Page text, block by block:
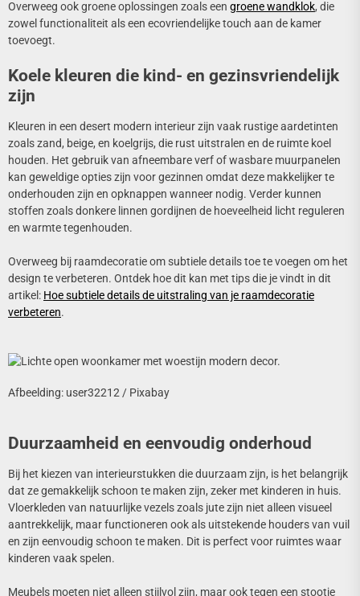
Overweeg ook groene oplossingen zoals een groene wandklok, die
zowel functionaliteit als een ecovriendelijke touch aan de kamer
toevoegt.
Koele kleuren die kind- en gezinsvriendelijk
zijn
Kleuren in een desert modern interieur zijn vaak rustige aardetinten
zoals zand, beige, en koelgrijs, die rust uitstralen en de ruimte koel
houden. Het gebruik van afneembare verf of wasbare muurpanelen
kan geweldige opties zijn voor gezinnen omdat deze makkelijker te
onderhouden zijn en opknappen wanneer nodig. Verder kunnen
stoffen zoals donkere linnen gordijnen de hoeveelheid licht reguleren
en warmte tegenhouden.
Overweeg bij raamdecoratie om subtiele details toe te voegen om het
design te verbeteren. Ontdek hoe dit kan met tips die je vindt in dit
artikel: Hoe subtiele details de uitstraling van je raamdecoratie
verbeteren.
Afbeelding: user32212 / Pixabay
Duurzaamheid en eenvoudig onderhoud
Bij het kiezen van interieurstukken die duurzaam zijn, is het belangrijk
dat ze gemakkelijk schoon te maken zijn, zeker met kinderen in huis.
Vloerkleden van natuurlijke vezels zoals jute zijn niet alleen visueel
aantrekkelijk, maar functioneren ook als uitstekende houders van vuil
en zijn eenvoudig schoon te maken. Dit is perfect voor ruimtes waar
kinderen vaak spelen.
Meubels moeten niet alleen stijlvol zijn, maar ook tegen een stootje